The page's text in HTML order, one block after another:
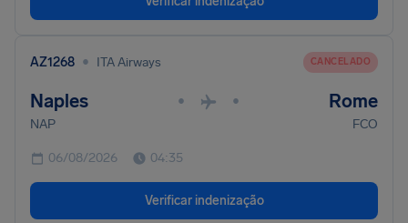
AZ1268 • ITA Airways CANCELADO
Naples • • Rome
NAP FCO
06/08/2026 04:35
Verificar indenização